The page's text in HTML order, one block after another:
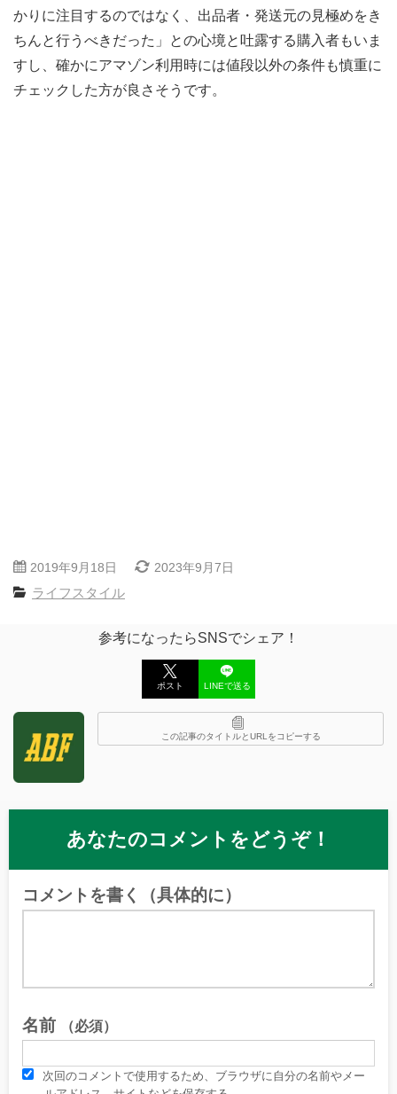
かりに注目するのではなく、出品者・発送元の見極めをき
ちんと行うべきだった」との心境と吐露する購入者もいま
すし、確かにアマゾン利用時には値段以外の条件も慎重に
チェックした方が良さそうです。
2019年9月18日 2023年9月7日
ライフスタイル
参考になったらSNSでシェア！
ポスト LINEで送る
この記事のタイトルとURLをコピーする
あなたのコメントをどうぞ！
コメントを書く（具体的に）
名前 （必須）
次回のコメントで使用するため、ブラウザに自分の名前やメー